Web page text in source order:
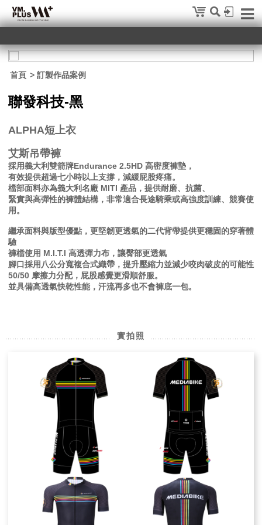
首頁 > 訂製作品案例
聯發科技-黑
ALPHA短上衣
艾斯吊帶褲
採用義大利雙箭牌Endurance 2.5HD 高密度褲墊，
有效提供超過七小時以上支撐，減緩屁股疼痛。
檔部面料亦為義大利名廠 MITI 產品，提供耐磨、抗菌、
緊實與高彈性的褲體結構，非常適合長途騎乘或高強度訓練、競賽使
用。
繼承面料與版型優點，更堅韌更透氣的二代背帶提供更穩固的穿著體
驗
褲檔使用 M.I.T.I 高透彈力布，讓臀部更透氣
腳口採用八公分寬複合式織帶，提升壓縮力並減少咬肉破皮的可能性
50/50 摩擦力分配，屁股感覺更滑順舒服。
並具備高透氣快乾性能，汗流再多也不會褲底一包。
實拍照